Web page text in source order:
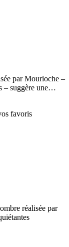
par Mourioche –
– suggère une…
réalisée par